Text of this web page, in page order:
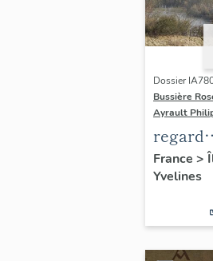
Dossier
Bussière
Ayrault
regard
le
France >
Yvelines